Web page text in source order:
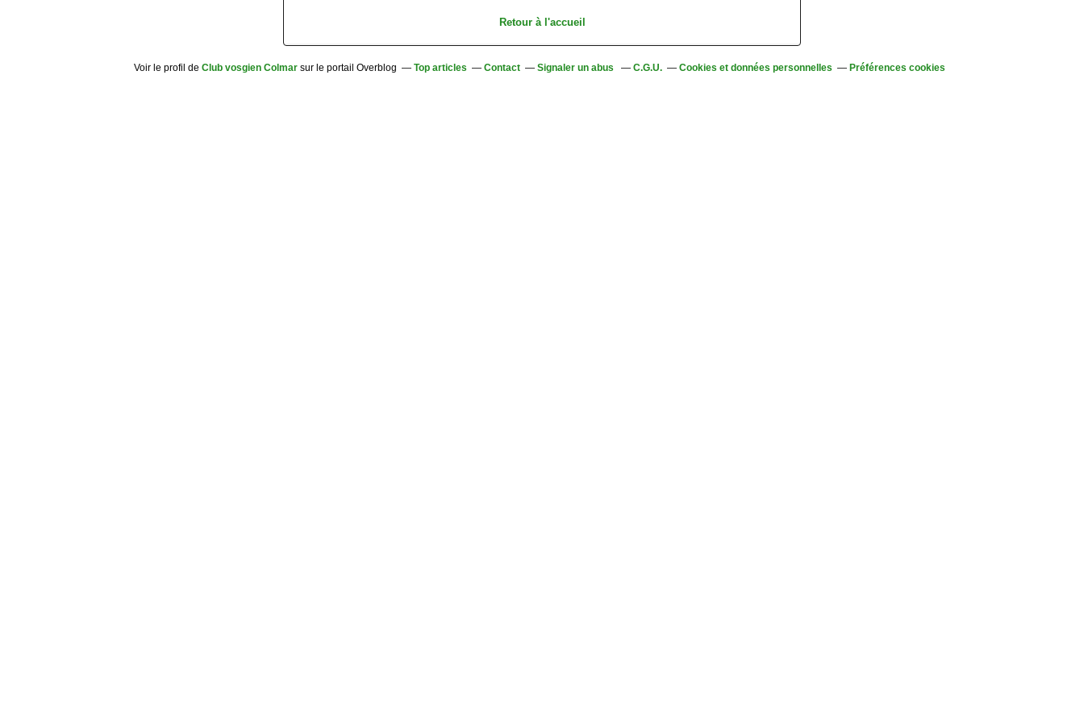
Retour à l'accueil
Voir le profil de Club vosgien Colmar sur le portail Overblog Top articles Contact Signaler un abus C.G.U. Cookies et données personnelles Préférences cookies